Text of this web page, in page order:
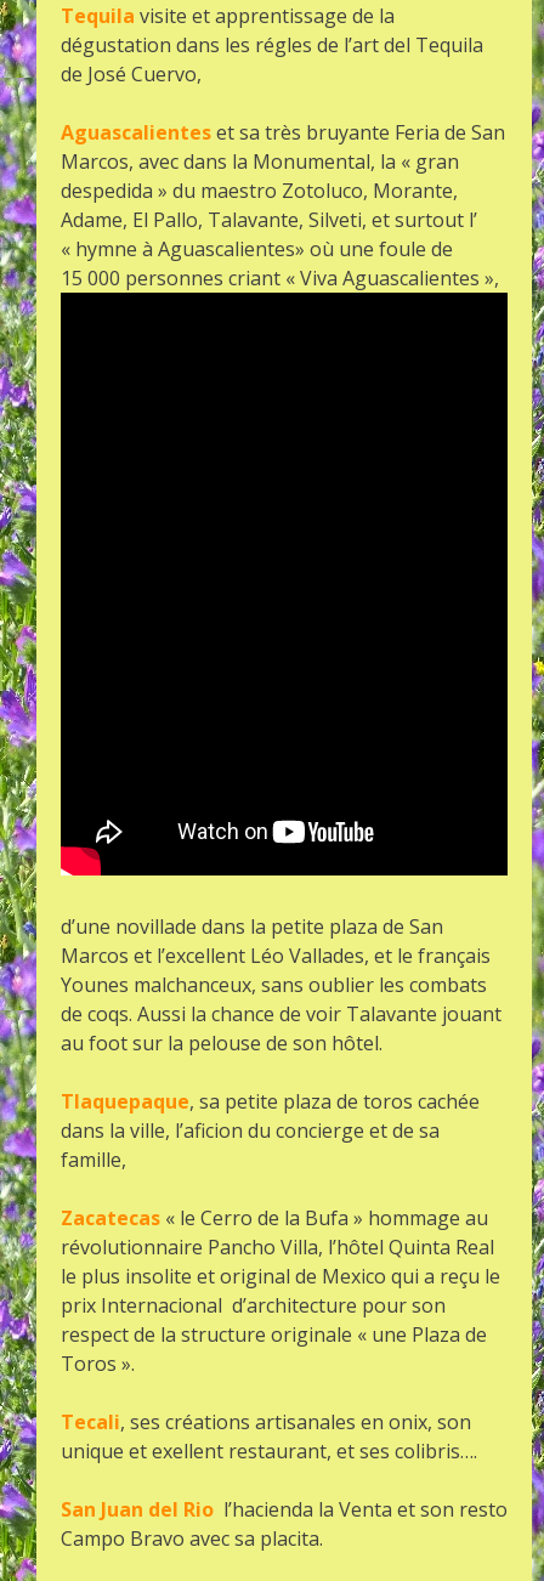
Tequila visite et apprentissage de la
dégustation dans les régles de l’art del Tequila
de José Cuervo,
Aguascalienteset sa très bruyante Feria de San
Marcos, avec dans la Monumental, la « gran
despedida » du maestro Zotoluco, Morante,
Adame, El Pallo, Talavante, Silveti, et surtout l’
« hymne à Aguascalientes» où une foule de
15 000 personnes criant « Viva Aguascalientes »,
d’une novillade dans la petite plaza de San
Marcos et l’excellent Léo Vallades, et le français
Younes malchanceux, sans oublier les combats
de coqs. Aussi la chance de voir Talavante jouant
au foot sur la pelouse de son hôtel.
Tlaquepaque, sa petite plaza de toros cachée
dans la ville, l’aficion du concierge et de sa
famille,
Zacatecas « le Cerro de la Bufa » hommage au
révolutionnaire Pancho Villa, l’hôtel Quinta Real
le plus insolite et original de Mexico qui a reçu le
prix Internacional d’architecture pour son
respect de la structure originale « une Plaza de
Toros ».
Tecali, ses créations artisanales en onix, son
unique et exellent restaurant, et ses colibris….
San Juan del Rio l’hacienda la Venta et son resto
Campo Bravo avec sa placita.